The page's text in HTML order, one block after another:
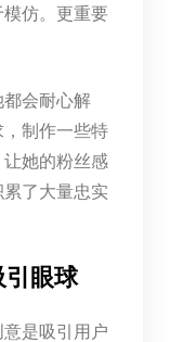
仿。更重要
会耐心解
制作一些特
她的粉丝感
了大量忠实
引眼球
是吸引用户